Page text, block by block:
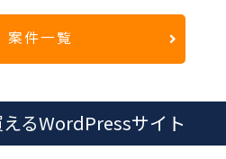
案件一覧
るWordPressサイト